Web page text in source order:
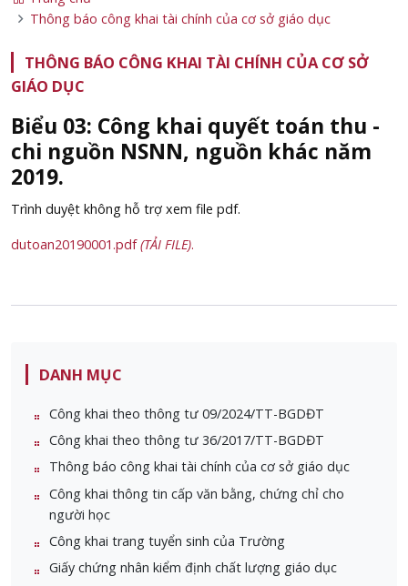
Thông báo công khai tài chính của cơ sở giáo dục
THÔNG BÁO CÔNG KHAI TÀI CHÍNH CỦA CƠ SỞ
GIÁO DỤC
Biểu 03: Công khai quyết toán thu -
chi nguồn NSNN, nguồn khác năm
2019.
Trình duyệt không hỗ trợ xem file pdf.
dutoan20190001.pdf(TẢI FILE).
DANH MỤC
Công khai theo thông tư 09/2024/TT-BGDĐT
Công khai theo thông tư 36/2017/TT-BGDĐT
Thông báo công khai tài chính của cơ sở giáo dục
Công khai thông tin cấp văn bằng, chứng chỉ cho
người học
Công khai trang tuyển sinh của Trường
Giấy chứng nhân kiểm định chất lượng giáo dục